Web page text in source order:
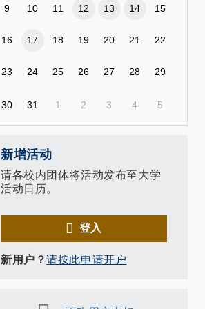
9 10 11 12 13 14 15
16 17 18 19 20 21 22
23 24 25 26 27 28 29
30 31 1 2 3 4 5
新增活动
请各校内团体将活动发布至大学
活动日历。
登入
新用户？请按此申请开户